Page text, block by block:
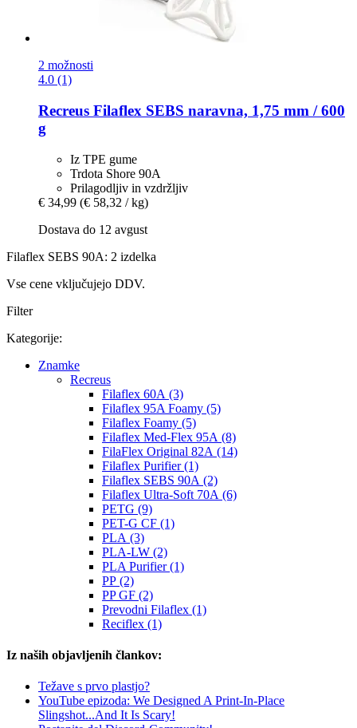
2 možnosti
4.0 (1)
Recreus Filaflex SEBS naravna, 1,75 mm / 600
g
Iz TPE gume
Trdota Shore 90A
Prilagodljiv in vzdržljiv
€ 34,99 (€ 58,32 / kg)
Dostava do 12 avgust
Filaflex SEBS 90A: 2 izdelka
Vse cene vključujejo DDV.
Filter
Kategorije:
Znamke
Recreus
Filaflex 60A (3)
Filaflex 95A Foamy (5)
Filaflex Foamy (5)
Filaflex Med-Flex 95A (8)
FilaFlex Original 82A (14)
Filaflex Purifier (1)
Filaflex SEBS 90A (2)
Filaflex Ultra-Soft 70A (6)
PETG (9)
PET-G CF (1)
PLA (3)
PLA-LW (2)
PLA Purifier (1)
PP (2)
PP GF (2)
Prevodni Filaflex (1)
Reciflex (1)
Iz naših objavljenih člankov:
Težave s prvo plastjo?
YouTube epizoda: We Designed A Print-In-Place
Slingshot...And It Is Scary!